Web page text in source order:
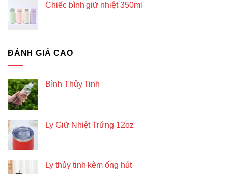
Chiếc bình giữ nhiệt 350ml
ĐÁNH GIÁ CAO
Bình Thủy Tinh
Ly Giữ Nhiệt Trứng 12oz
Ly thủy tinh kèm ống hút